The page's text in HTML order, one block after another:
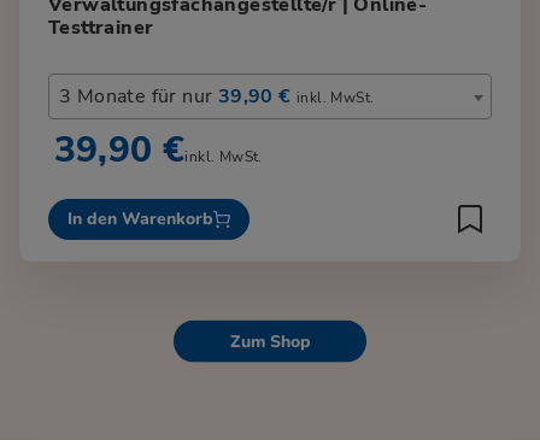
Testtrainer
3 Monate für nur 39,90 € inkl. MwSt.
39,90 €inkl. MwSt.
In den Warenkorb
Zum Shop